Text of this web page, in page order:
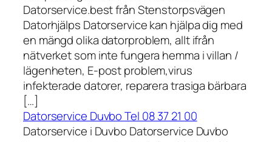
Datorservice.best från Stenstorpsvägen
Datorhjälps Datorservice kan hjälpa dig med
en mängd olika datorproblem, allt ifrån
nätverket som inte fungera hemma i villan /
lägenheten, E-post problem,virus
infekterade datorer, reparera trasiga bärbara
[…]
Datorservice Duvbo Tel 08 37 21 00
Datorservice i Duvbo Datorservice Duvbo